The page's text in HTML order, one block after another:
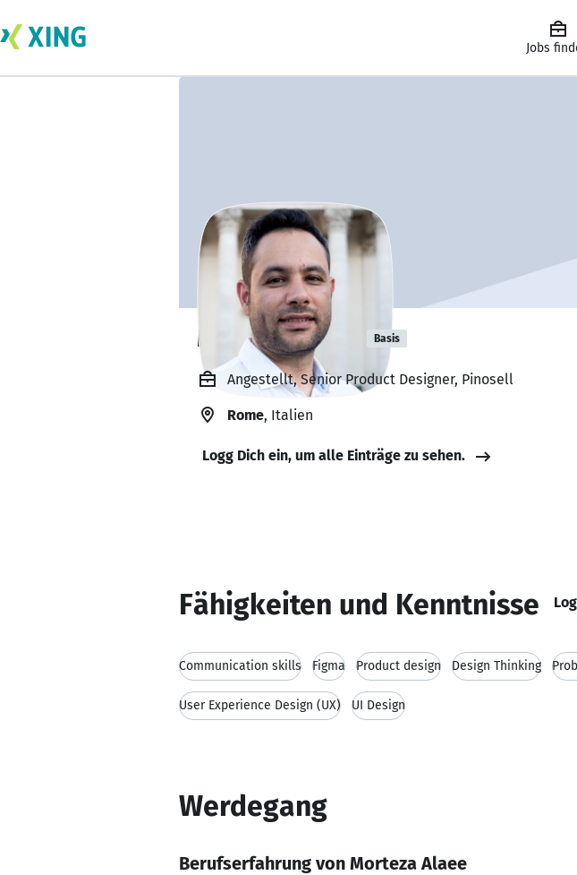
Jobs
Morteza Alaee Basis
Angestellt, Senior Product Designer, Pinosell
Rome, Italien
Logg Dich ein, um alle Einträge zu sehen.
Fähigkeiten und Kenntnisse
Communication skills Figma Product design Design Thinking
User Experience Design (UX) UI Design
Werdegang
Berufserfahrung von Morteza Alaee